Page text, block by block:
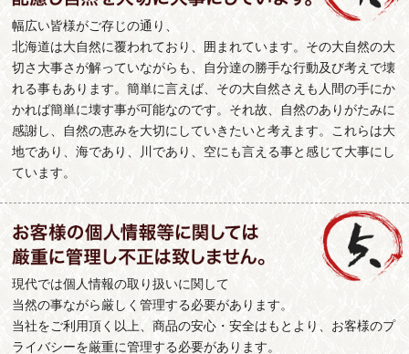
幅広い皆様がご存じの通り、
北海道は大自然に覆われており、囲まれています。その大自然の大
切さ大事さが解っていながらも、自分達の勝手な行動及び考えで壊
れる事もあります。簡単に言えば、その大自然さえも人間の手にか
かれば簡単に壊す事が可能なのです。それ故、自然のありがたみに
感謝し、自然の恵みを大切にしていきたいと考えます。これらは大
地であり、海であり、川であり、空にも言える事と感じて大事にし
ています。
現代では個人情報の取り扱いに関して
当然の事ながら厳しく管理する必要があります。
当社をご利用頂く以上、商品の安心・安全はもとより、お客様のプ
ライバシーを厳重に管理する必要があります。